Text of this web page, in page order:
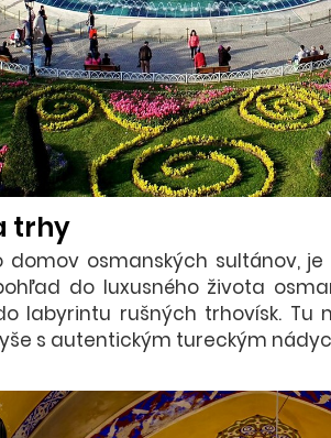
trhy
domov osmanských sultánov,
do luxusného života
labyrintu rušných trhovísk.
s autentickým tureckým